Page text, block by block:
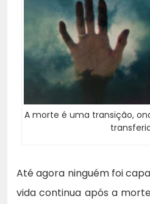
A morte é uma transição,
Até agora ninguém foi
vida continua após a